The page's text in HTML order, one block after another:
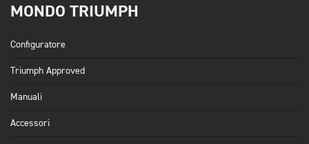
MONDO TRIUMPH
Configuratore
Triumph Approved
Manuali
Accessori